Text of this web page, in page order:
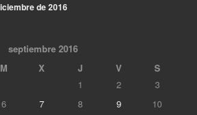
de 2016
septiembre 2016
M X J V S
1 2
3
6 7 8 9
10